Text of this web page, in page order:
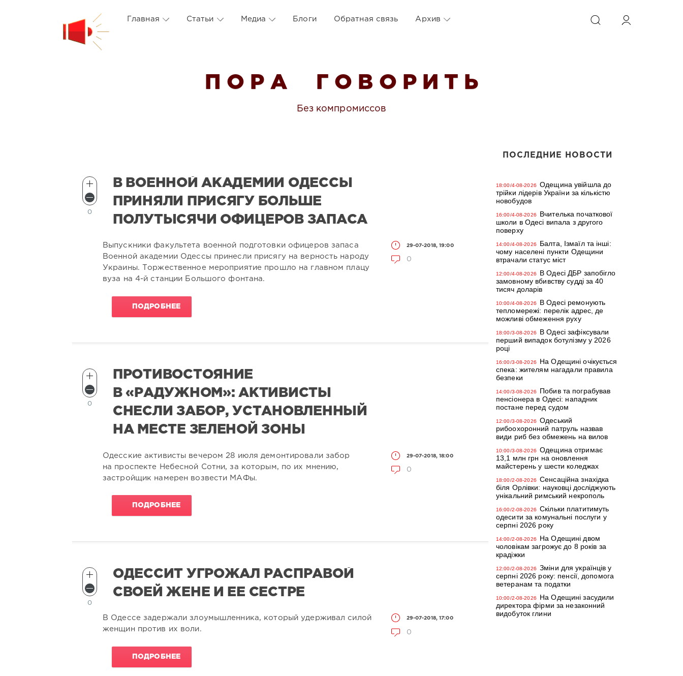
ИСКАТЬ
Главная Статьи Медиа Блоги Обратная связь Архив
П О Р А Г О В О Р И Т Ь
Без компромиссов
В ВОЕННОЙ АКАДЕМИИ ОДЕССЫ
ПРИНЯЛИ ПРИСЯГУ БОЛЬШЕ
ПОЛУТЫСЯЧИ ОФИЦЕРОВ ЗАПАСА
29-07-2018, 19:00
0
0
Выпускники факультета военной подготовки офицеров запаса
Военной академии Одессы принесли присягу на верность народу
Украины. Торжественное мероприятие прошло на главном плацу
вуза на 4-й станции Большого фонтана.
ПОДРОБНЕЕ
ПРОТИВОСТОЯНИЕ
В «РАДУЖНОМ»: АКТИВИСТЫ
СНЕСЛИ ЗАБОР, УСТАНОВЛЕННЫЙ
НА МЕСТЕ ЗЕЛЕНОЙ ЗОНЫ
29-07-2018, 18:00
0
0
Одесские активисты вечером 28 июля демонтировали забор
на проспекте Небесной Сотни, за которым, по их мнению,
застройщик намерен возвести МАФы.
ПОДРОБНЕЕ
ОДЕССИТ УГРОЖАЛ РАСПРАВОЙ
СВОЕЙ ЖЕНЕ И ЕЕ СЕСТРЕ
29-07-2018, 17:00
0
0
В Одессе задержали злоумышленника, который удерживал силой
женщин против их воли.
ПОДРОБНЕЕ
ПОСЛЕДНИЕ НОВОСТИ
18:00/4-08-2026
Одещина увійшла до
трійки лідерів України за кількістю
новобудов
16:00/4-08-2026
Вчителька початкової
школи в Одесі випала з другого
поверху
14:00/4-08-2026
Балта, Ізмаїл та інші:
чому населені пункти Одещини
втрачали статус міст
12:00/4-08-2026
В Одесі ДБР запобігло
замовному вбивству судді за 40
тисяч доларів
10:00/4-08-2026
В Одесі ремонують
тепломережі: перелік адрес, де
можливі обмеження руху
18:00/3-08-2026
В Одесі зафіксували
перший випадок ботулізму у 2026
році
16:00/3-08-2026
На Одещині очікується
спека: жителям нагадали правила
безпеки
14:00/3-08-2026
Побив та пограбував
пенсіонера в Одесі: нападник
постане перед судом
12:00/3-08-2026
Одеський
рибоохоронний патруль назвав
види риб без обмежень на вилов
10:00/3-08-2026
Одещина отримає
13,1 млн грн на оновлення
майстерень у шести коледжах
18:00/2-08-2026
Сенсаційна знахідка
біля Орлівки: науковці досліджують
унікальний римський некрополь
16:00/2-08-2026
Скільки платитимуть
одесити за комунальні послуги у
серпні 2026 року
14:00/2-08-2026
На Одещині двом
чоловікам загрожує до 8 років за
крадіжки
12:00/2-08-2026
Зміни для українців у
серпні 2026 року: пенсії, допомога
ветеранам та податки
10:00/2-08-2026
На Одещині засудили
директора фірми за незаконний
видобуток глини